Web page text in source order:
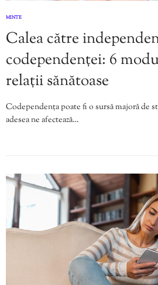
MINTE
Calea către
codependenței: 6
relații sănătoase
Codependența poate fi o sursă majoră de
adesea ne afectează…